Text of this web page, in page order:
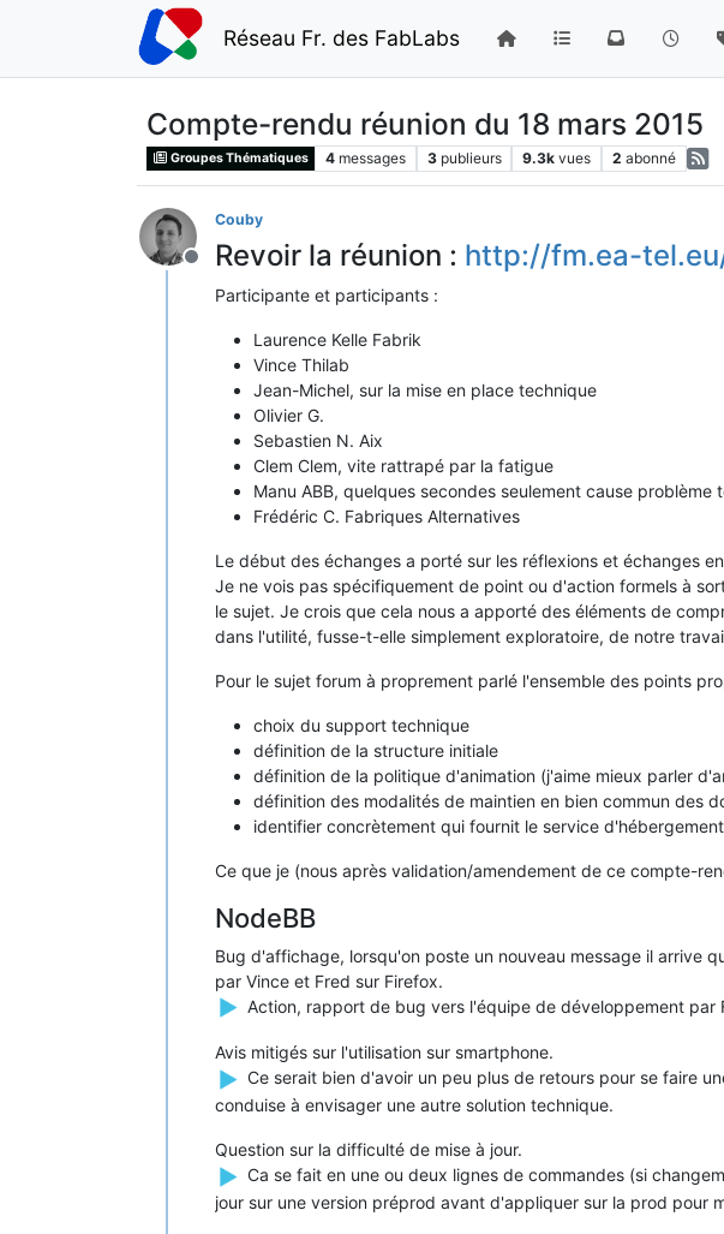
Réseau Fr. des FabLabs
Compte-rendu réunion du 18 mars 2015
Groupes Thématiques 4 messages 3 publieurs 9.3k vues 2 abonné
Hors-ligne
Couby
Revoir la réunion : http://fm.ea-
Participante et participants :
Laurence Kelle Fabrik
Vince Thilab
Jean-Michel, sur la mise en place technique
Olivier G.
Sebastien N. Aix
Clem Clem, vite rattrapé par la fatigue
Manu ABB, quelques secondes seulement cause problème
Frédéric C. Fabriques Alternatives
Le début des échanges a porté sur les réflexions et échanges
Je ne vois pas spécifiquement de point ou d'action formels à
le sujet. Je crois que cela nous a apporté des éléments de
dans l'utilité, fusse-t-elle simplement exploratoire, de notre
Pour le sujet forum à proprement parlé l'ensemble des points
choix du support technique
définition de la structure initiale
définition de la politique d'animation (j'aime mieux parler
définition des modalités de maintien en bien commun des
identifier concrètement qui fournit le service d'hébergement
Ce que je (nous après validation/amendement de ce compte-
NodeBB
Bug d'affichage, lorsqu'on poste un nouveau message il arrive
par Vince et Fred sur Firefox.
Action, rapport de bug vers l'équipe de développement par
Avis mitigés sur l'utilisation sur smartphone.
Ce serait bien d'avoir un peu plus de retours pour se faire
conduise à envisager une autre solution technique.
Question sur la difficulté de mise à jour.
Ca se fait en une ou deux lignes de commandes (si
jour sur une version préprod avant d'appliquer sur la prod pour